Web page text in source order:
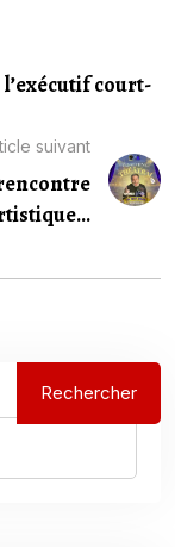
court-
suivant
Rechercher